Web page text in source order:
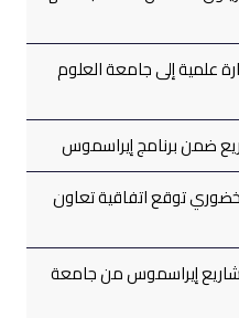
علمية إلى جامعة العلوم
ضمن برنامج إيراسموس
توقع اتفاقية تعاون
إيراسموس من جامعة